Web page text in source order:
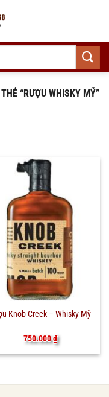
“RƯỢU WHISKY MỸ”
Knob Creek – Whisky Mỹ
750.000₫